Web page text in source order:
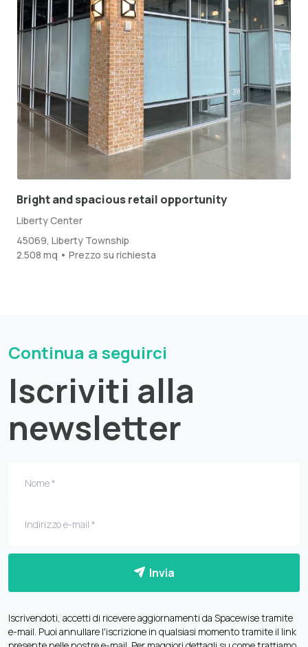
Bright and spacious retail opportunity
Liberty Center
45069, Liberty Township
2.508 mq • Prezzo su richiesta
Continua a seguirci
Iscriviti alla
newsletter
Invia
Iscrivendoti, accetti di ricevere aggiornamenti da Spacewise tramite
e-mail. Puoi annullare l'iscrizione in qualsiasi momento tramite il link